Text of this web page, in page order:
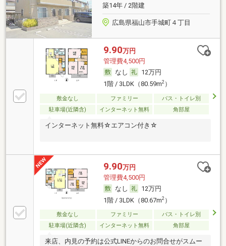
築14年 / 2階建
広島県福山市手城町４丁目
9.90万円
管理費4,500円
なし
12万円
1階 / 3LDK（80.59m2）
敷金なし ファミリー
バス・トイレ別
駐車場(近隣含)
インターネット無料 角部屋
インターネット無料☆エアコン付き☆
9.90万円
管理費4,500円
なし
12万円
1階 / 3LDK（80.67m2）
敷金なし ファミリー
バス・トイレ別
駐車場(近隣含)
インターネット無料 角部屋
来店、内見の予約は公式LINEからのお問合せがスムー